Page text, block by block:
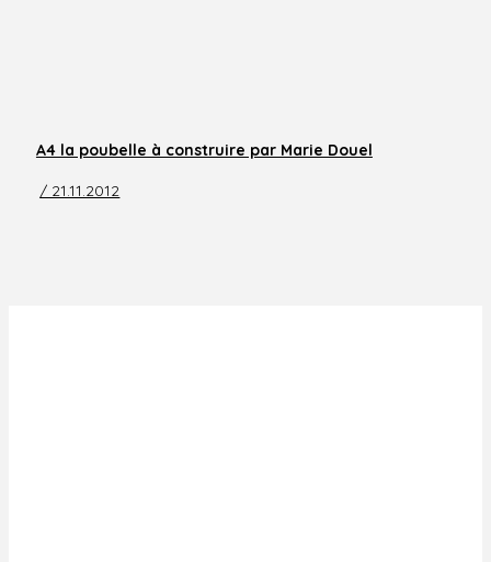
A4 la poubelle à construire par Marie Douel
/ 21.11.2012